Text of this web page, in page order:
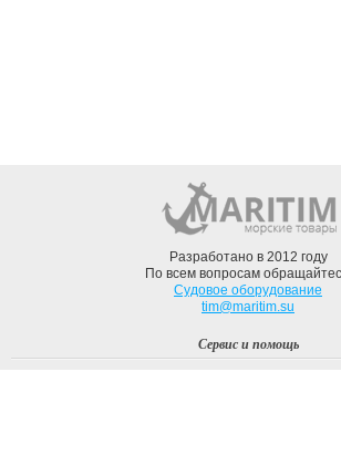
Разработано в 2012 году
По всем вопросам
Судовое оборудование
tim@maritim.su
Сервис и помощь